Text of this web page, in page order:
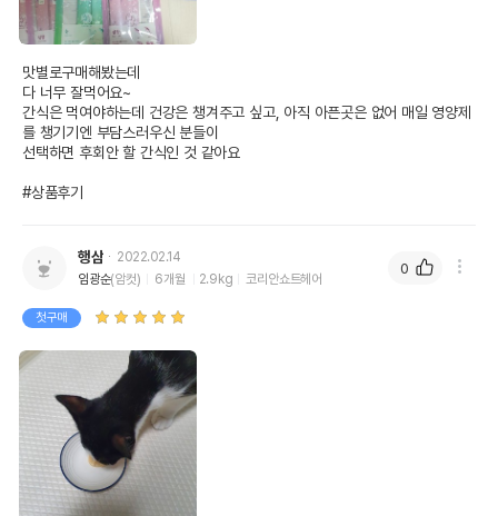
맛별로구매해봤는데
다 너무 잘먹어요~
간식은 먹여야하는데 건강은 챙겨주고 싶고, 아직 아픈곳은 없어 매일 영양제
를 챙기기엔 부담스러우신 분들이
선택하면 후회안 할 간식인 것 같아요
#상품후기
행삼
2022.02.14
임광순(암컷) 6개월 2.9kg 코리안쇼트헤어
첫구매
0